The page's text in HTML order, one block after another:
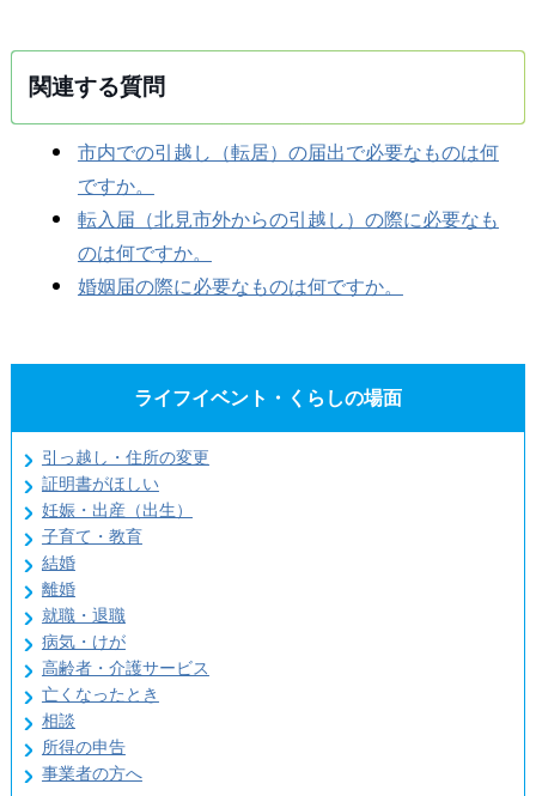
関連する質問
市内での引越し（転居）の届出で必要なものは何
ですか。
転入届（北見市外からの引越し）の際に必要なも
のは何ですか。
婚姻届の際に必要なものは何ですか。
ライフイベント・くらしの場面
引っ越し・住所の変更
証明書がほしい
妊娠・出産（出生）
子育て・教育
結婚
離婚
就職・退職
病気・けが
高齢者・介護サービス
亡くなったとき
相談
所得の申告
事業者の方へ